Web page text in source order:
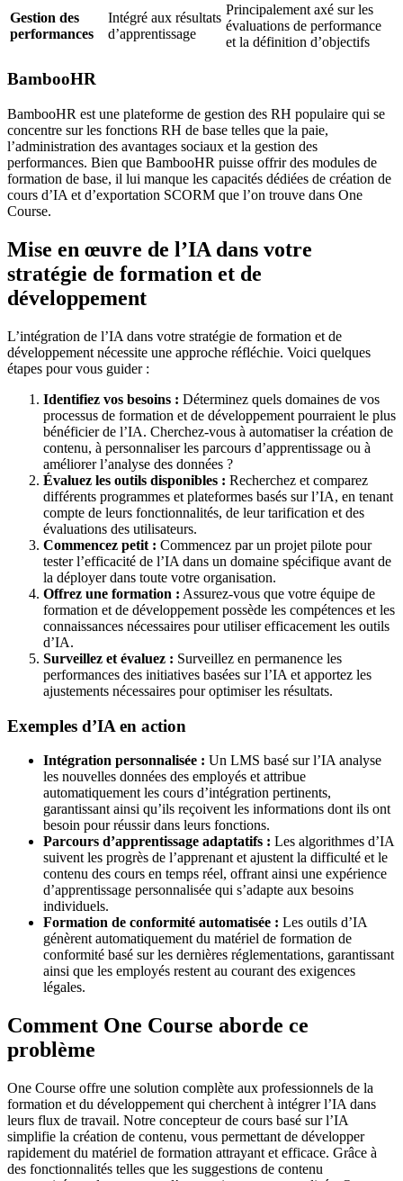
Gestion des
performances
Intégré aux résultats
d’apprentissage
Principalement axé sur les
évaluations de performance
et la définition d’objectifs
BambooHR
BambooHR est une plateforme de gestion des RH populaire qui se
concentre sur les fonctions RH de base telles que la paie,
l’administration des avantages sociaux et la gestion des
performances. Bien que BambooHR puisse offrir des modules de
formation de base, il lui manque les capacités dédiées de création de
cours d’IA et d’exportation SCORM que l’on trouve dans One
Course.
Mise en œuvre de l’IA dans votre
stratégie de formation et de
développement
L’intégration de l’IA dans votre stratégie de formation et de
développement nécessite une approche réfléchie. Voici quelques
étapes pour vous guider :
Identifiez vos besoins : Déterminez quels domaines de vos
processus de formation et de développement pourraient le plus
bénéficier de l’IA. Cherchez-vous à automatiser la création de
contenu, à personnaliser les parcours d’apprentissage ou à
améliorer l’analyse des données ?
Évaluez les outils disponibles : Recherchez et comparez
différents programmes et plateformes basés sur l’IA, en tenant
compte de leurs fonctionnalités, de leur tarification et des
évaluations des utilisateurs.
Commencez petit : Commencez par un projet pilote pour
tester l’efficacité de l’IA dans un domaine spécifique avant de
la déployer dans toute votre organisation.
Offrez une formation : Assurez-vous que votre équipe de
formation et de développement possède les compétences et les
connaissances nécessaires pour utiliser efficacement les outils
d’IA.
Surveillez et évaluez : Surveillez en permanence les
performances des initiatives basées sur l’IA et apportez les
ajustements nécessaires pour optimiser les résultats.
Exemples d’IA en action
Intégration personnalisée : Un LMS basé sur l’IA analyse
les nouvelles données des employés et attribue
automatiquement les cours d’intégration pertinents,
garantissant ainsi qu’ils reçoivent les informations dont ils ont
besoin pour réussir dans leurs fonctions.
Parcours d’apprentissage adaptatifs : Les algorithmes d’IA
suivent les progrès de l’apprenant et ajustent la difficulté et le
contenu des cours en temps réel, offrant ainsi une expérience
d’apprentissage personnalisée qui s’adapte aux besoins
individuels.
Formation de conformité automatisée : Les outils d’IA
génèrent automatiquement du matériel de formation de
conformité basé sur les dernières réglementations, garantissant
ainsi que les employés restent au courant des exigences
légales.
Comment One Course aborde ce
problème
One Course offre une solution complète aux professionnels de la
formation et du développement qui cherchent à intégrer l’IA dans
leurs flux de travail. Notre concepteur de cours basé sur l’IA
simplifie la création de contenu, vous permettant de développer
rapidement du matériel de formation attrayant et efficace. Grâce à
des fonctionnalités telles que les suggestions de contenu